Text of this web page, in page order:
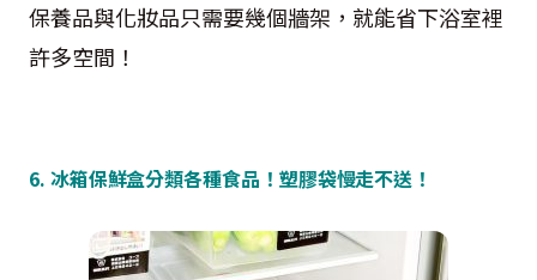
保養品與化妝品只需要幾個牆架，就能省下浴室裡
許多空間！
6. 冰箱保鮮盒分類各種食品！塑膠袋慢走不送！